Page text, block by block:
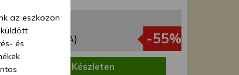
(844 Ft + ÁFA) -55%
Készleten
az eszközön
és